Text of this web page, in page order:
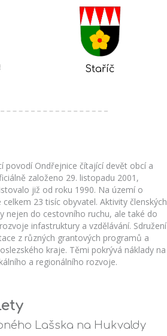
Staříč
povodí Ondřejnice čítající devět obcí a
založeno 29. listopadu 2001,
již od roku 1990. Na území o
celkem 23 tisíc obyvatel. Aktivity členských
nejen do cestovního ruchu, ale také do
infastruktury a vzdělávání. Sdružení
z různých grantových programů a
kraje. Těmi pokrývá náklady na
a regionálního rozvoje.
Lašska na Hukvaldy